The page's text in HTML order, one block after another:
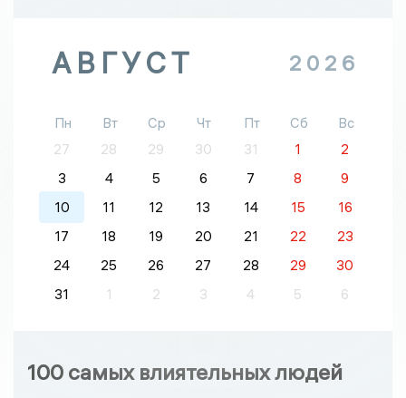
АВГУСТ 2026
Пн Вт Ср Чт Пт Сб
Вс
27
28 29 30 31 1
2
3
4 5 6 7 8
9
10
11 12 13 14 15
16
17
18 19 20 21 22
23
24
25 26 27 28 29
30
31
1 2 3 4 5 6
100 самых влиятельных людей